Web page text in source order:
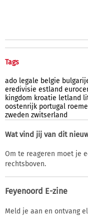
Tags
ado legale belgie
eredivisie estland
kingdom kroatie letland
oostenrijk portugal
zweden zwitserland
Wat vind jij van dit
Om te reageren moet je
rechtsboven.
Feyenoord E-zine
Meld je aan en ontvang